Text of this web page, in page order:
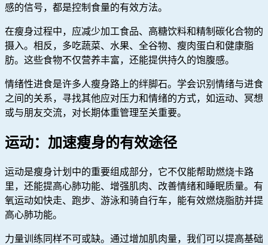
感的信号，都是控制食量的有效方法。
在瘦身过程中，应减少加工食品、高糖饮料和精制碳化合物的
摄入。相反，多吃蔬菜、水果、全谷物、瘦肉蛋白和健康脂
肪。这些食物不仅营养丰富，还能提供持久的饱腹感。
情绪性进食是许多人瘦身路上的绊脚石。学会识别情绪与进食
之间的关系，寻找其他应对压力和情绪的方式，如运动、冥想
或与朋友交流，对长期体重管理至关重要。
运动：加速瘦身的有效途径
运动是瘦身计划中的重要组成部分，它不仅能帮助燃烧卡路
里，还能提高心肺功能、增强肌肉、改善情绪和睡眠质量。有
氧运动如快走、跑步、游泳和骑自行车，能有效燃烧脂肪并提
高心肺功能。
力量训练同样不可或缺。通过增加肌肉量，我们可以提高基础